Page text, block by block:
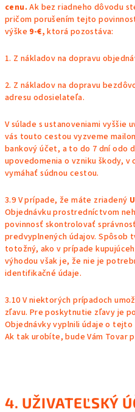
cenu. Ak bez riadneho dôvodu
pričom porušením tejto
výške 9-€,ktorá pozostáva:
1. Z nákladov na dopravu
2. Z nákladov na dopravu
adresu odosielateľa.
V súlade s ustanoveniami vyššie
vás touto cestou vyzveme
bankový účet, a to do 7 dní odo
upovedomenia o vzniku škody, v
vymáhať súdnou cestou.
3.9 V prípade, že máte zriadený
Objednávku prostredníctvom
povinnosť skontrolovať
predvyplnených údajov. Spôsob
totožný, ako v prípade
výhodou však je, že nie je
identifikačné údaje.
3.10 V niektorých prípadoch
zľavu. Pre poskytnutie zľavy je
Objednávky vyplnili údaje o
Ak tak urobíte, bude Vám Tovar
4. UŽIVATEĽSKÝ